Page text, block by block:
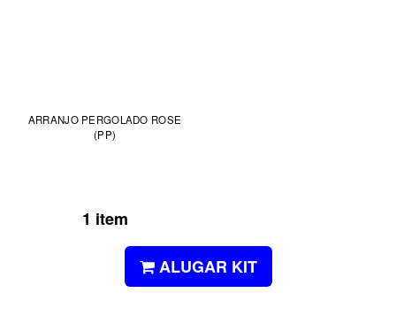
ARRANJO PERGOLADO ROSE
(PP)
1 item
ALUGAR KIT